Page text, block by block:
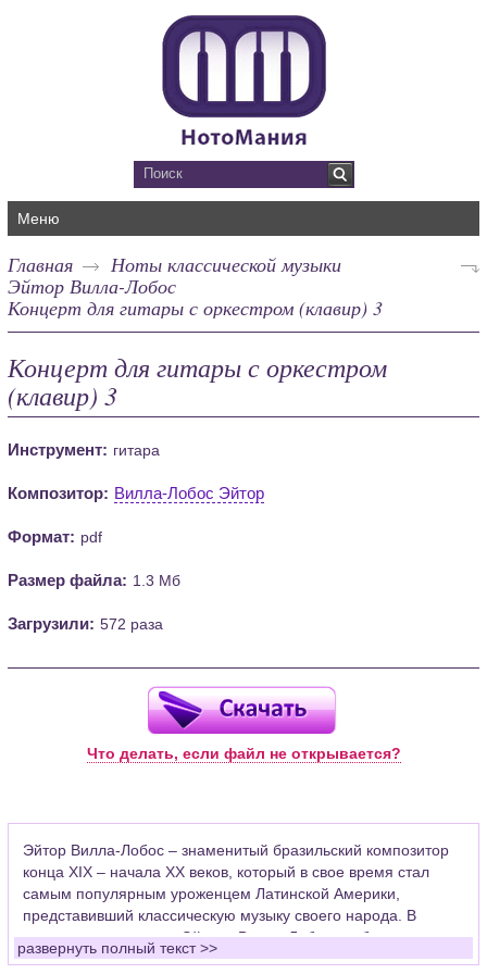
Меню
Главная
Ноты классической музыки
Эйтор Вилла-Лобос
Концерт для гитары с оркестром (клавир) 3
Концерт для гитары с оркестром
(клавир) 3
Инструмент: гитара
Композитор: Вилла-Лобос Эйтор
Формат: pdf
Размер файла: 1.3 Мб
Загрузили: 572 раза
Что делать, если файл не открывается?
Эйтор Вилла-Лобос – знаменитый бразильский композитор
конца XIX – начала XX веков, который в свое время стал
самым популярным уроженцем Латинской Америки,
представивший классическую музыку своего народа. В
творческом наследии Эйтора Вилла-Лобоса собраны
сочинения разных музыкальных жанров и форм, таких как, к
развернуть полный текст >>